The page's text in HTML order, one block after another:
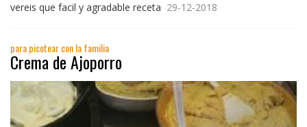
vereis que facil y agradable receta 29-12-2018
para picotear con la familia
Crema de Ajoporro